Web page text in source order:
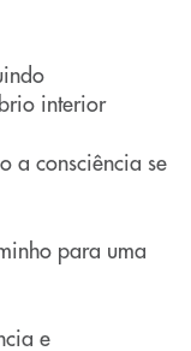
interior
a consciência se
para uma
e